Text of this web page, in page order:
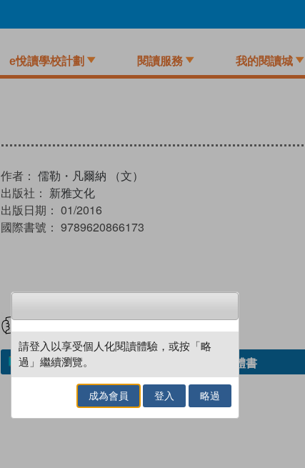
e悅讀學校計劃 閱讀服務 我的閱讀城
作者： 儒勒・凡爾納 （文）
出版社： 新雅文化
出版日期： 01/2016
國際書號： 9789620866173
加入／閱讀電子書 借閱實體書
請登入以享受個人化閱讀體驗，或按「略
過」繼續瀏覽。
成為會員 登入 略過